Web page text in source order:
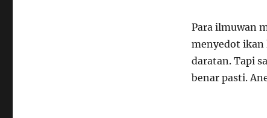
Para ilmuwan
menyedot ikan
daratan. Tapi
benar pasti.